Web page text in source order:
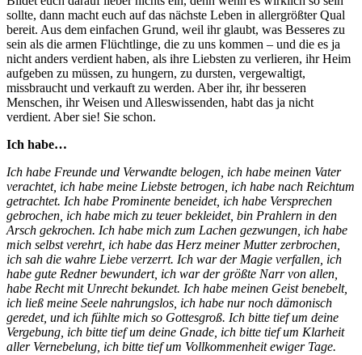
sollte, dann macht euch auf das nächste Leben in allergrößter Qual
bereit. Aus dem einfachen Grund, weil ihr glaubt, was Besseres zu
sein als die armen Flüchtlinge, die zu uns kommen – und die es ja
nicht anders verdient haben, als ihre Liebsten zu verlieren, ihr Heim
aufgeben zu müssen, zu hungern, zu dursten, vergewaltigt,
missbraucht und verkauft zu werden. Aber ihr, ihr besseren
Menschen, ihr Weisen und Alleswissenden, habt das ja nicht
verdient. Aber sie! Sie schon.
Ich habe…
Ich habe Freunde und Verwandte belogen, ich habe meinen Vater
verachtet, ich habe meine Liebste betrogen, ich habe nach Reichtum
getrachtet. Ich habe Prominente beneidet, ich habe Versprechen
gebrochen, ich habe mich zu teuer bekleidet, bin Prahlern in den
Arsch gekrochen. Ich habe mich zum Lachen gezwungen, ich habe
mich selbst verehrt, ich habe das Herz meiner Mutter zerbrochen,
ich sah die wahre Liebe verzerrt. Ich war der Magie verfallen, ich
habe gute Redner bewundert, ich war der größte Narr von allen,
habe Recht mit Unrecht bekundet. Ich habe meinen Geist benebelt,
ich ließ meine Seele nahrungslos, ich habe nur noch dämonisch
geredet, und ich fühlte mich so Gottesgroß. Ich bitte tief um deine
Vergebung, ich bitte tief um deine Gnade, ich bitte tief um Klarheit
aller Vernebelung, ich bitte tief um Vollkommenheit ewiger Tage.